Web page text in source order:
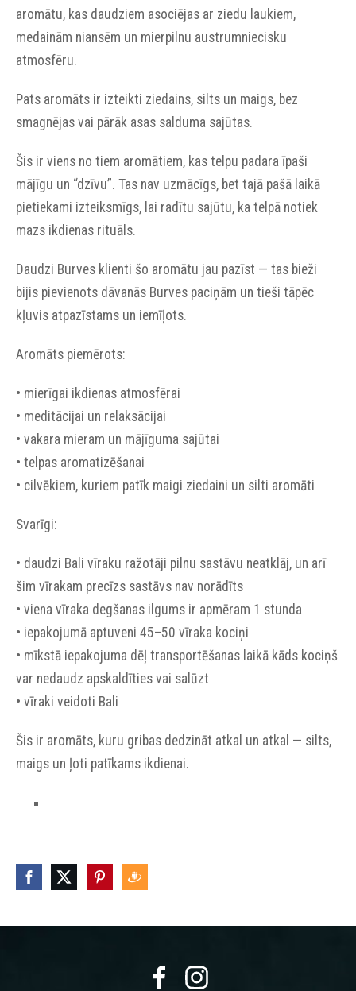
aromātu, kas daudziem asociējas ar ziedu laukiem,
medainām niansēm un mierpilnu austrumniecisku
atmosfēru.
Pats aromāts ir izteikti ziedains, silts un maigs, bez
smagnējas vai pārāk asas salduma sajūtas.
Šis ir viens no tiem aromātiem, kas telpu padara īpaši
mājīgu un “dzīvu”. Tas nav uzmācīgs, bet tajā pašā laikā
pietiekami izteiksmīgs, lai radītu sajūtu, ka telpā notiek
mazs ikdienas rituāls.
Daudzi Burves klienti šo aromātu jau pazīst — tas bieži
bijis pievienots dāvanās Burves paciņām un tieši tāpēc
kļuvis atpazīstams un iemīļots.
Aromāts piemērots:
• mierīgai ikdienas atmosfērai
• meditācijai un relaksācijai
• vakara mieram un mājīguma sajūtai
• telpas aromatizēšanai
• cilvēkiem, kuriem patīk maigi ziedaini un silti aromāti
Svarīgi:
• daudzi Bali vīraku ražotāji pilnu sastāvu neatklāj, un arī
šim vīrakam precīzs sastāvs nav norādīts
• viena vīraka degšanas ilgums ir apmēram 1 stunda
• iepakojumā aptuveni 45–50 vīraka kociņi
• mīkstā iepakojuma dēļ transportēšanas laikā kāds kociņš
var nedaudz apskaldīties vai salūzt
• vīraki veidoti Bali
Šis ir aromāts, kuru gribas dedzināt atkal un atkal — silts,
maigs un ļoti patīkams ikdienai.